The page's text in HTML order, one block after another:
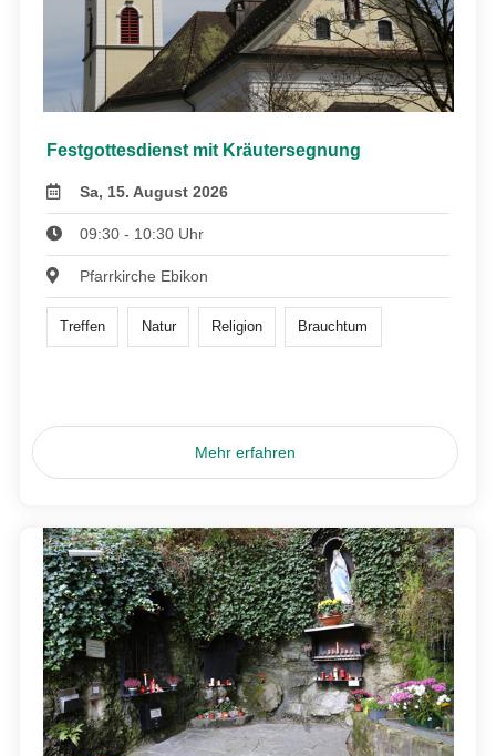
Festgottesdienst mit Kräutersegnung
Sa, 15. August 2026
09:30 - 10:30 Uhr
Pfarrkirche Ebikon
Treffen Natur Religion Brauchtum
Mehr erfahren